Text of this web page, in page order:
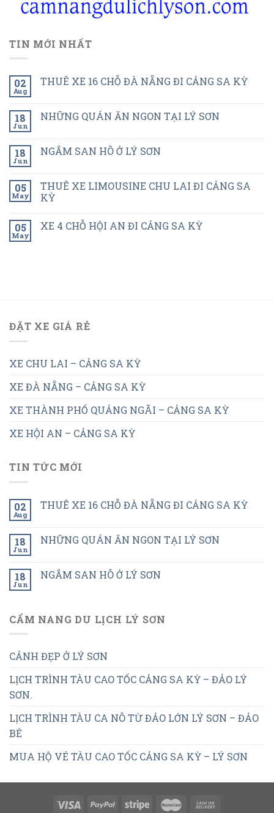
TIN MỚI NHẤT
02
Aug
THUÊ XE 16 CHỖ ĐÀ NẴNG ĐI CẢNG SA KỲ
18
Jun
NHỮNG QUÁN ĂN NGON TẠI LÝ SƠN
18
Jun
NGẮM SAN HÔ Ở LÝ SƠN
05
May
THUÊ XE LIMOUSINE CHU LAI ĐI CẢNG SA
KỲ
05
May
XE 4 CHỖ HỘI AN ĐI CẢNG SA KỲ
ĐẶT XE GIÁ RẺ
XE CHU LAI – CẢNG SA KỲ
XE ĐÀ NẴNG – CẢNG SA KỲ
XE THÀNH PHỐ QUẢNG NGÃI – CẢNG SA KỲ
XE HỘI AN – CẢNG SA KỲ
TIN TỨC MỚI
02
Aug
THUÊ XE 16 CHỖ ĐÀ NẴNG ĐI CẢNG SA KỲ
18
Jun
NHỮNG QUÁN ĂN NGON TẠI LÝ SƠN
18
Jun
NGẮM SAN HÔ Ở LÝ SƠN
CẨM NANG DU LỊCH LÝ SƠN
CẢNH ĐẸP Ở LÝ SƠN
LỊCH TRÌNH TÀU CAO TỐC CẢNG SA KỲ – ĐẢO LÝ
SƠN.
LỊCH TRÌNH TÀU CA NÔ TỪ ĐẢO LỚN LÝ SƠN – ĐẢO
BÉ
MUA HỘ VÉ TÀU CAO TỐC CẢNG SA KỲ – LÝ SƠN